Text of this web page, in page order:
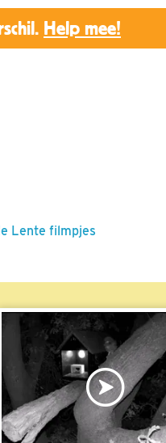
Help mee!
Lente filmpjes